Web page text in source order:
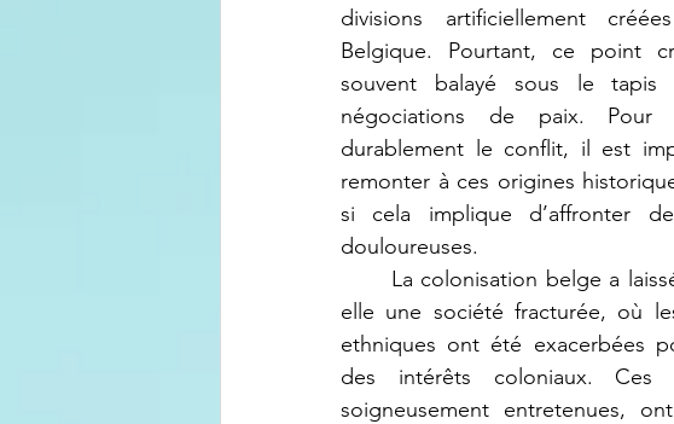
divisions artificiellement
Belgique. Pourtant, ce point
souvent balayé sous le tapis
négociations de paix. Pour
durablement le conflit, il est
remonter à ces origines
si cela implique d’affronter
douloureuses.
elle une société fracturée, où
ethniques ont été exacerbées
des intérêts coloniaux. Ces
soigneusement entretenues,